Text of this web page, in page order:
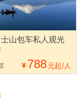
山包车私人观光
788元起/人